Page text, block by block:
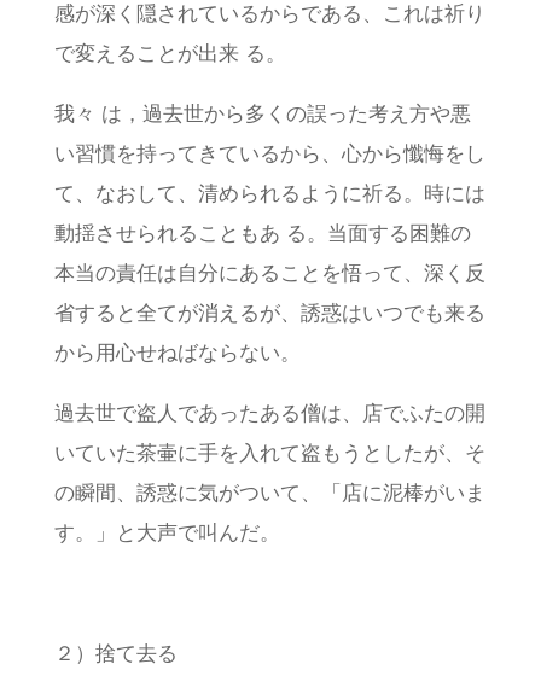
感が深く隠されているからである、これは祈り
で変えることが出来 る。
我々 は，過去世から多くの誤った考え方や悪
い習慣を持ってきているから、心から懺悔をし
て、なおして、清められるように祈る。時には
動揺させられることもあ る。当面する困難の
本当の責任は自分にあることを悟って、深く反
省すると全てが消えるが、誘惑はいつでも来る
から用心せねばならない。
過去世で盗人であったある僧は、店でふたの開
いていた茶壷に手を入れて盗もうとしたが、そ
の瞬間、誘惑に気がついて、「店に泥棒がいま
す。」と大声で叫んだ。
２）捨て去る